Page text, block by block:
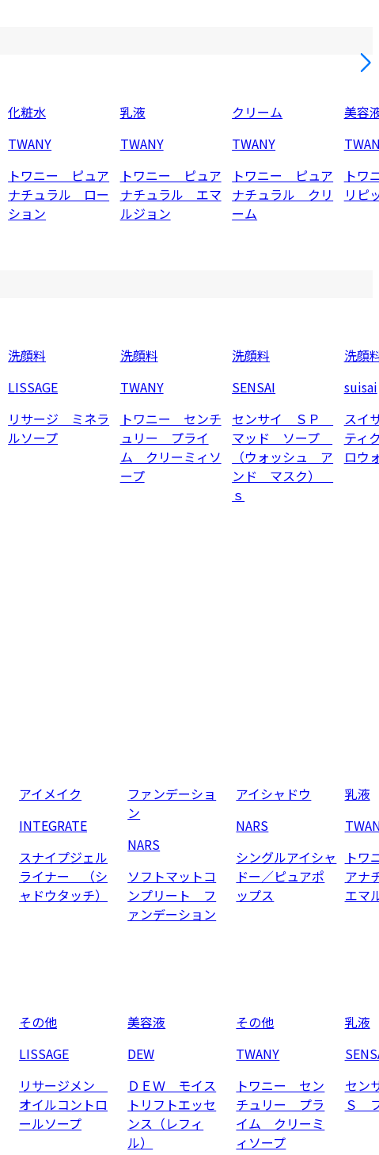
化粧水
TWANY
トワニー ピュア
ナチュラル ロー
ション
乳液
TWANY
トワニー ピュア
ナチュラル エマ
ルジョン
クリーム
TWANY
トワニー ピュア
ナチュラル クリ
ーム
美容
トワ
リピ
洗顔料
LISSAGE
リサージ ミネラ
ルソープ
洗顔料
TWANY
トワニー センチ
ュリー プライ
ム クリーミィソ
ープ
洗顔料
SENSAI
センサイ ＳＰ
マッド ソープ
（ウォッシュ ア
ンド マスク）
ｓ
洗顔
suisai
スイ
ティ
ロウ
アイメイク
INTEGRATE
スナイプジェル
ライナー （シ
ャドウタッチ）
ファンデーショ
ン
NARS
ソフトマットコ
ンプリート フ
ァンデーション
アイシャドウ
NARS
シングルアイシャ
ドー／ピュアポ
ップス
乳液
ト
アナ
エマ
その他
LISSAGE
リサージメン
オイルコントロ
ールソープ
美容液
DEW
ＤＥＷ モイス
トリフトエッセ
ンス（レフィ
ル）
その他
TWANY
トワニー セン
チュリー プラ
イム クリーミ
ィソープ
乳液
セン
Ｓ